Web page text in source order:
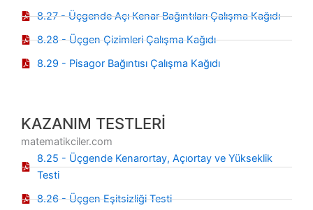
8.27 - Üçgende Açı Kenar Bağıntıları Çalışma Kağıdı
8.28 - Üçgen Çizimleri Çalışma Kağıdı
8.29 - Pisagor Bağıntısı Çalışma Kağıdı
KAZANIM TESTLERİ
matematikciler.com
8.25 - Üçgende Kenarortay, Açıortay ve Yükseklik
Testi
8.26 - Üçgen Eşitsizliği Testi